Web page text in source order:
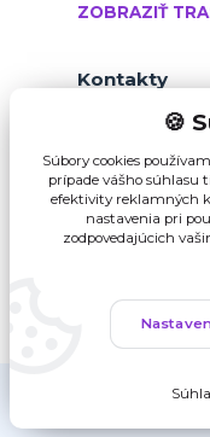
ZOBRAZIŤ
Kontakty
🍪
Súbory cookies
prípade vášho súhlasu
efektivity reklamných
nastavenia pri
zodpovedajúcich